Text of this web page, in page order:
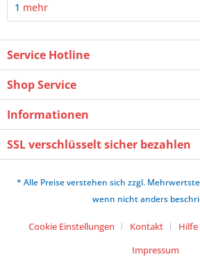
1 mehr
Service Hotline
Shop Service
Informationen
SSL verschlüsselt sicher bezahlen
* Alle Preise verstehen sich zzgl.
wenn nicht anders
Cookie Einstellungen Kontakt
Impressum